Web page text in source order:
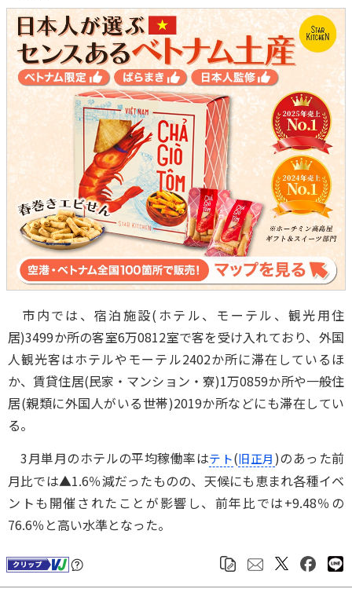
市内では、宿泊施設(ホテル、モーテル、観光用住
居)3499か所の客室6万0812室で客を受け入れており、外国
人観光客はホテルやモーテル2402か所に滞在しているほ
か、賃貸住居(民家・マンション・寮)1万0859か所や一般住
居(親類に外国人がいる世帯)2019か所などにも滞在してい
る。
3月単月のホテルの平均稼働率はテト(旧正月)のあった前
月比では▲1.6％減だったものの、天候にも恵まれ各種イベ
ントも開催されたことが影響し、前年比では+9.48％の
76.6％と高い水準となった。